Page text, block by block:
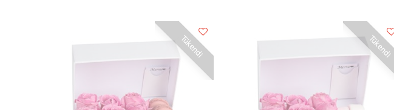
Tükendi Tükendi